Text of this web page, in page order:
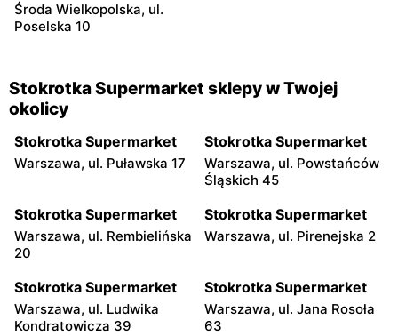
Środa Wielkopolska, ul.
Poselska 10
Stokrotka Supermarket sklepy w Twojej
okolicy
Stokrotka Supermarket
Warszawa, ul. Puławska 17
Stokrotka Supermarket
Warszawa, ul. Powstańców
Śląskich 45
Stokrotka Supermarket
Warszawa, ul. Rembielińska
20
Stokrotka Supermarket
Warszawa, ul. Pirenejska 2
Stokrotka Supermarket
Warszawa, ul. Ludwika
Kondratowicza 39
Stokrotka Supermarket
Warszawa, ul. Jana Rosoła
63